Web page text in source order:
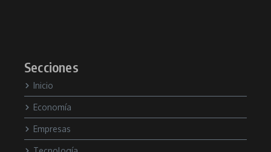
Secciones
Inicio
Economía
Empresas